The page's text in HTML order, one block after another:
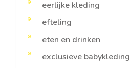
eerlijke kleding
efteling
eten en drinken
exclusieve babykleding